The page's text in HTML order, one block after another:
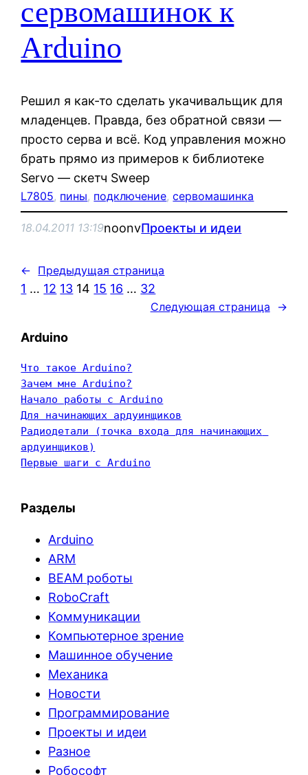
сервомашинок к
Arduino
Решил я как-то сделать укачивальщик для
младенцев. Правда, без обратной связи —
просто серва и всё. Код управления можно
брать прямо из примеров к библиотеке
Servo — скетч Sweep
L7805, пины, подключение, сервомашинка
18.04.2011 13:19noonvПроекты и идеи
← Предыдущая страница
1 … 12 13 14 15 16 … 32
Следующая страница →
Arduino
Что такое Arduino?
Зачем мне Arduino?
Начало работы с Arduino
Для начинающих ардуинщиков
Радиодетали (точка входа для начинающих
ардуинщиков)
Первые шаги с Arduino
Разделы
Arduino
ARM
BEAM роботы
RoboCraft
Коммуникации
Компьютерное зрение
Машинное обучение
Механика
Новости
Программирование
Проекты и идеи
Разное
Робософт